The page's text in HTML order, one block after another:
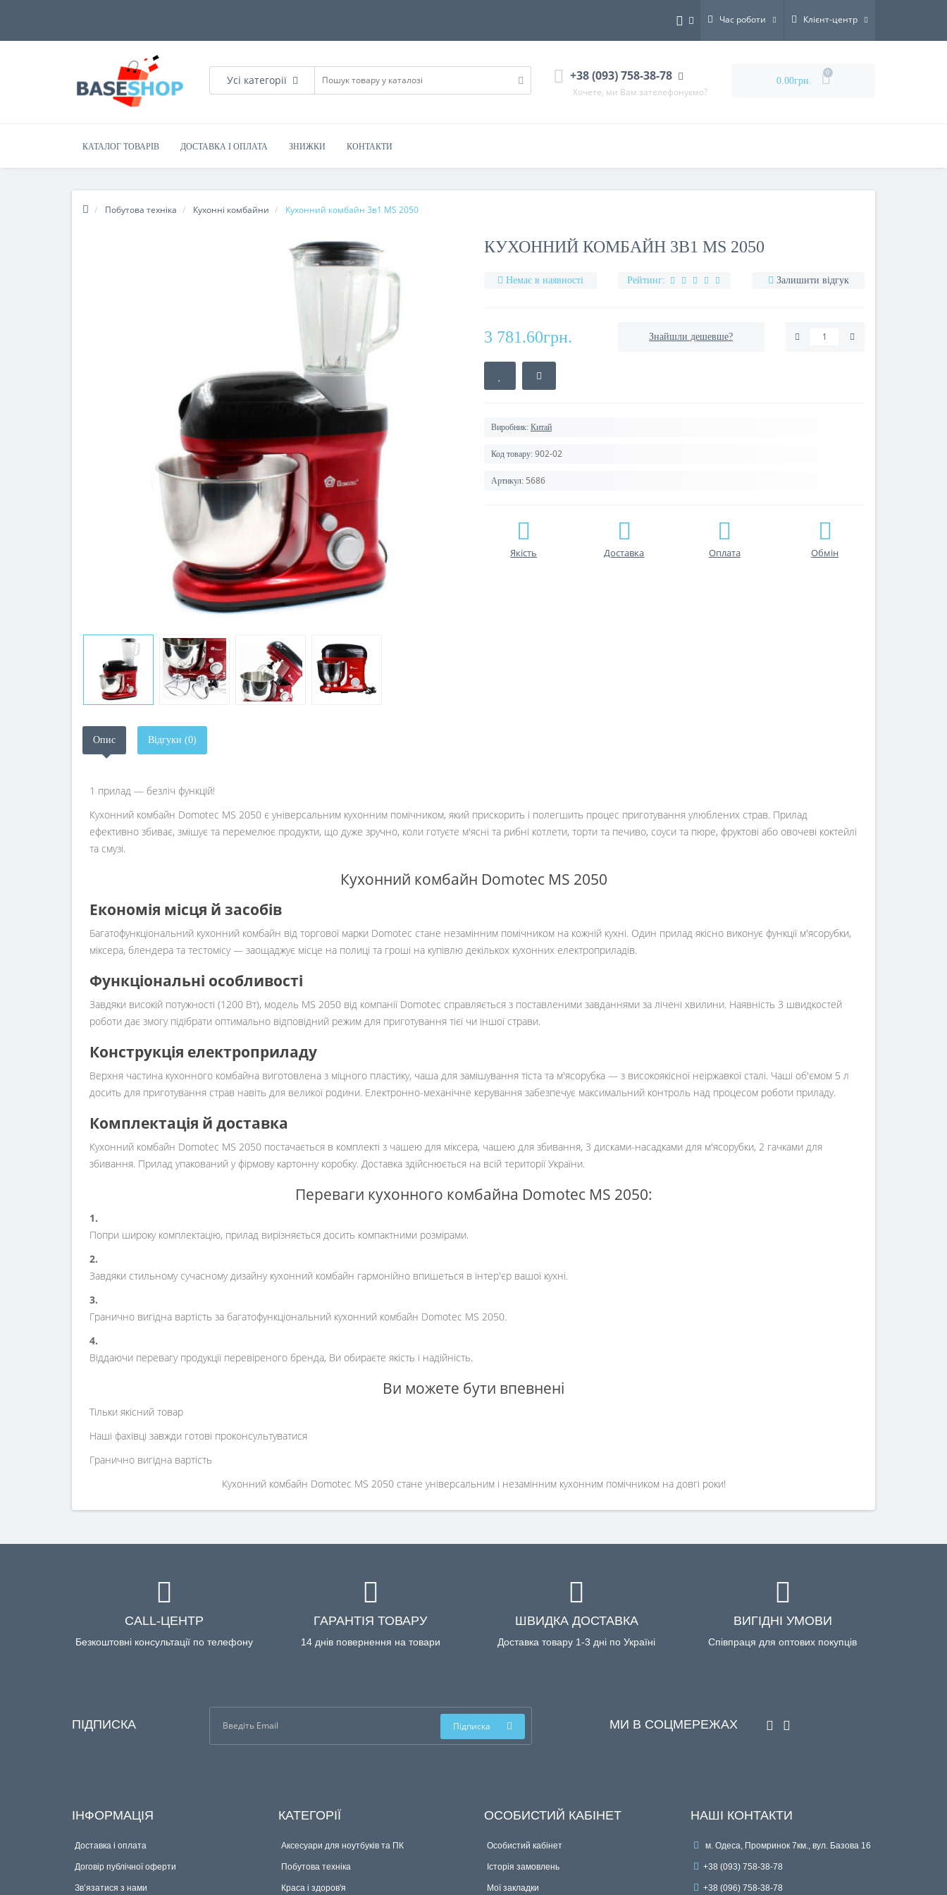
Час роботи Клієнт-центр
Усі категорії +38 (093) 758-38-78
Хочете, ми Вам зателефонуємо?
0.00грн.
0
КАТАЛОГ ТОВАРІВ ДОСТАВКА І ОПЛАТА ЗНИЖКИ КОНТАКТИ
Побутова техніка Кухонні комбайни Кухонний комбайн 3в1 MS 2050
КУХОННИЙ КОМБАЙН 3В1 MS 2050
Немає в наявності Рейтинг: Залишити відгук
3 781.60грн. Знайшли дешевше?
Виробник: Китай
Код товару: 902-02
Артикул: 5686
Якість Доставка Оплата Обмін
Опис Відгуки (0)
1 прилад — безліч функцій!
Кухонний комбайн Domotec MS 2050 є універсальним кухонним помічником, який прискорить і полегшить процес приготування улюблених страв. Прилад
ефективно збиває, змішує та перемелює продукти, що дуже зручно, коли готуєте м'ясні та рибні котлети, торти та печиво, соуси та пюре, фруктові або овочеві коктейлі
та смузі.
Кухонний комбайн Domotec MS 2050
Економія місця й засобів
Багатофункціональний кухонний комбайн від торгової марки Domotec стане незамінним помічником на кожній кухні. Один прилад якісно виконує функції м'ясорубки,
міксера, блендера та тестомісу — заощаджує місце на полиці та гроші на купівлю декількох кухонних електроприладів.
Функціональні особливості
Завдяки високій потужності (1200 Вт), модель MS 2050 від компанії Domotec справляється з поставленими завданнями за лічені хвилини. Наявність 3 швидкостей
роботи дає змогу підібрати оптимально відповідний режим для приготування тієї чи іншої страви.
Конструкція електроприладу
Верхня частина кухонного комбайна виготовлена з міцного пластику, чаша для замішування тіста та м'ясорубка — з високоякісної неіржавкої сталі. Чаші об'ємом 5 л
досить для приготування страв навіть для великої родини. Електронно-механічне керування забезпечує максимальний контроль над процесом роботи приладу.
Комплектація й доставка
Кухонний комбайн Domotec MS 2050 постачається в комплекті з чашею для міксера, чашею для збивання, 3 дисками-насадками для м'ясорубки, 2 гачками для
збивання. Прилад упакований у фірмову картонну коробку. Доставка здійснюється на всій території України.
Переваги кухонного комбайна Domotec MS 2050:
1.
Попри широку комплектацію, прилад вирізняється досить компактними розмірами.
2.
Завдяки стильному сучасному дизайну кухонний комбайн гармонійно впишеться в інтер'єр вашої кухні.
3.
Гранично вигідна вартість за багатофункціональний кухонний комбайн Domotec MS 2050.
4.
Віддаючи перевагу продукції перевіреного бренда, Ви обираєте якість і надійність.
Ви можете бути впевнені
Тільки якісний товар
Наші фахівці завжди готові проконсультуватися
Гранично вигідна вартість
Кухонний комбайн Domotec MS 2050 стане універсальним і незамінним кухонним помічником на довгі роки!
CALL-ЦЕНТР
Безкоштовні консультації по телефону
ГАРАНТІЯ ТОВАРУ
14 днів повернення на товари
ШВИДКА ДОСТАВКА
Доставка товару 1-3 дні по Україні
ВИГІДНІ УМОВИ
Співпраця для оптових покупців
ПІДПИСКА Підписка МИ В СОЦМЕРЕЖАХ
ІНФОРМАЦІЯ
Доставка і оплата
Договір публічної оферти
Зв’язатися з нами
КАТЕГОРІЇ
Аксесуари для ноутбуків та ПК
Побутова техніка
Краса і здоров'я
ОСОБИСТИЙ КАБІНЕТ
Особистий кабінет
Історія замовлень
Мої закладки
НАШІ КОНТАКТИ
м. Одеса, Промринок 7км., вул. Базова 16
+38 (093) 758-38-78
+38 (096) 758-38-78